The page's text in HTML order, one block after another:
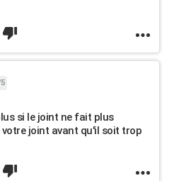
si le joint ne fait plus
joint avant qu'il soit trop